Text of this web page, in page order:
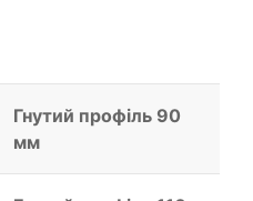
Гнутий профіль 90
мм